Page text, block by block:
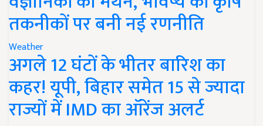
तकनीकों पर बनी नई रणनीति
Weather
अगले 12 घंटों के भीतर बारिश का
कहर! यूपी, बिहार समेत 15 से ज्यादा
राज्यों में IMD का ऑरेंज अलर्ट